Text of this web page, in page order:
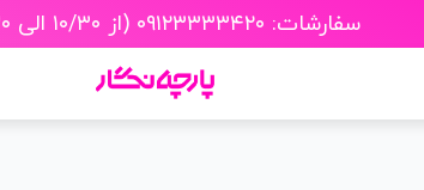
سفارشات: ۰۹۱۲۳۳۳۳۴۲۰ (از ۱۰/۳۰ الی ۲۰/۳۰)